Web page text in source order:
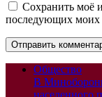
Сохранить моё
последующих моих
Общество
В